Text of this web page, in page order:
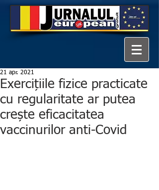
Exercițiile fizice practicate
cu regularitate ar putea
crește eficacitatea
vaccinurilor anti-Covid
21 apr. 2021